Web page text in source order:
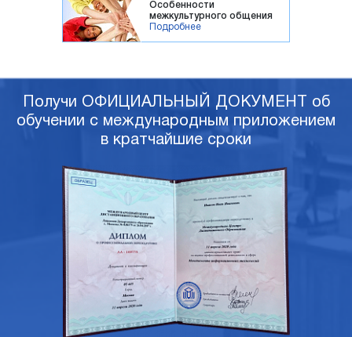
Особенности
межкультурного общения
Подробнее
Получи ОФИЦИАЛЬНЫЙ ДОКУМЕНТ об
обучении с международным приложением
в кратчайшие сроки